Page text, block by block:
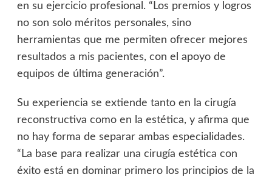
en su ejercicio profesional. “Los premios y logros
no son solo méritos personales, sino
herramientas que me permiten ofrecer mejores
resultados a mis pacientes, con el apoyo de
equipos de última generación”.
Su experiencia se extiende tanto en la cirugía
reconstructiva como en la estética, y afirma que
no hay forma de separar ambas especialidades.
“La base para realizar una cirugía estética con
éxito está en dominar primero los principios de la